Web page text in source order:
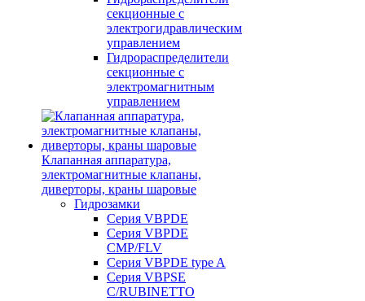
секционные с
электрогидравлическим
управлением
Гидрораспределители
секционные с
электромагнитным
управлением
Клапанная аппаратура,
электромагнитные клапаны,
диверторы, краны шаровые
Гидрозамки
Серия VBPDE
Серия VBPDE
CMP/FLV
Серия VBPDE type A
Серия VBPSE
C/RUBINETTO